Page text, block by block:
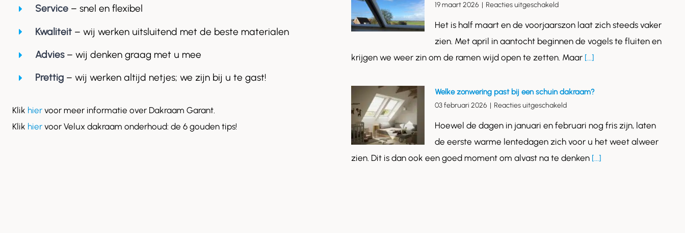
Service – snel en flexibel
Kwaliteit – wij werken uitsluitend met de beste materialen
Advies– wij denken graag met u mee
Prettig – wij werken altijd netjes; we zijn bij u te gast!
Klik hier voor meer informatie over Dakraam Garant.
Klik hier voor Velux dakraam onderhoud: de 6 gouden tips!
19 maart 2026 | Reacties uitgeschakeld
voor
dakraam:
in
klaar
voor
de
zon
Het is half maart en de voorjaarszon laat zich steeds vaker
zien. Met april in aantocht beginnen de vogels te fluiten en
krijgen we weer zin om de ramen wijd open te zetten. Maar [...]
Welke zonwering past bij een schuin dakraam?
03 februari 2026 | Reacties uitgeschakeld
zonwering
bij
een
Hoewel de dagen in januari en februari nog fris zijn, laten
de eerste warme lentedagen zich voor u het weet alweer
zien. Dit is dan ook een goed moment om alvast na te denken [...]